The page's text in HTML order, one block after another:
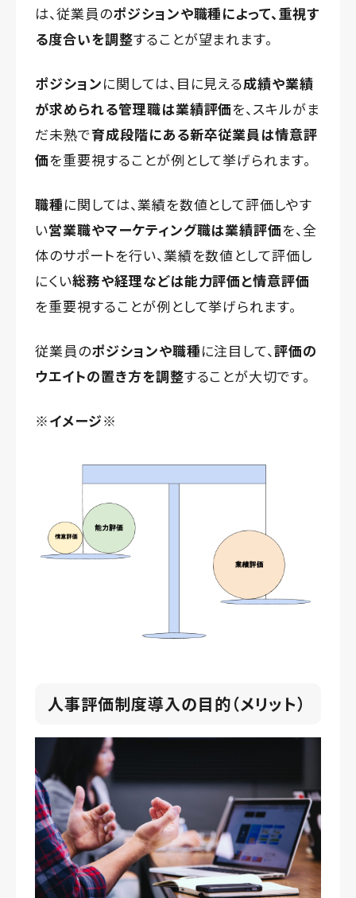
は、従業員のポジションや職種によって、重視す
る度合いを調整することが望まれます。
ポジションに関しては、目に見える成績や業績
が求められる管理職は業績評価を、スキルがま
だ未熟で育成段階にある新卒従業員は情意評
価を重要視することが例として挙げられます。
職種に関しては、業績を数値として評価しやす
い営業職やマーケティング職は業績評価を、全
体のサポートを行い、業績を数値として評価し
にくい総務や経理などは能力評価と情意評価
を重要視することが例として挙げられます。
従業員のポジションや職種に注目して、評価の
ウエイトの置き方を調整することが大切です。
※イメージ※
人事評価制度導入の目的（メリット）